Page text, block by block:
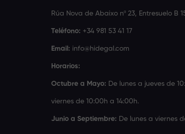
Rúa Nova de Abaixo nº 23, Entresuelo B
Teléfono: +34 981 53 41 17
Email: info@hidegal.com
Horarios:
Octubre a Mayo: De lunes a jueves de
viernes de 10:00h a 14:00h.
Junio a Septiembre: De lunes a viernes